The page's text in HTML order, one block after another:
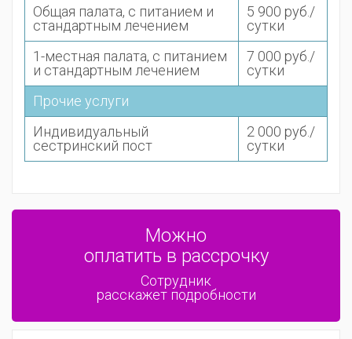
Общая палата, с питанием и
стандартным лечением
5 900 руб./
сутки
1-местная палата, с питанием
и стандартным лечением
7 000 руб./
сутки
Прочие услуги
Индивидуальный
сестринский пост
2 000 руб./
сутки
Можно
оплатить в рассрочку
Сотрудник
расскажет подробности